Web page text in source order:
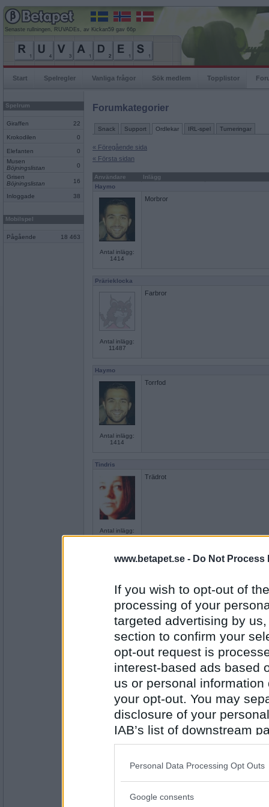
www.betapet.se - Do Not Process
If you wish to opt-out of
processing of your
targeted advertising by
section to confirm your
opt-out request is
interest-based ads based
us or personal
your opt-out. You may
disclosure of your
IAB’s list of downstream
also be disclosed by us
Downstream Participants
Please note that this
Personal Data Processing Opt Outs
Google consents
Senaste rullningen, RUVADEs, av Kickan59 gav 66p
Start Spelregler Vanliga frågor Sök medlem Topplistor
Spelrum
Giraffen 22
Krokodilen 0
Elefanten
0
Musen
Böjningslistan
0
Grisen
Böjningslistan
16
Inloggade 38
Mobilspel
Pågående 18 463
Forumkategorier
Snack Support Ordlekar IRL-spel Turneringar
« Föregående sida
« Första sidan
Användare
Inlägg
Haymo
Antal inlägg:
1414
Morbror
Prärieklocka
Antal inlägg:
11487
Farbror
Haymo
Antal inlägg:
1414
Torrfod
Tindris
Antal inlägg:
3510
Trädrot
Haymo
Antal inlägg:
Prärieklocka
Antal inlägg:
11487
Rotunda
Tindris